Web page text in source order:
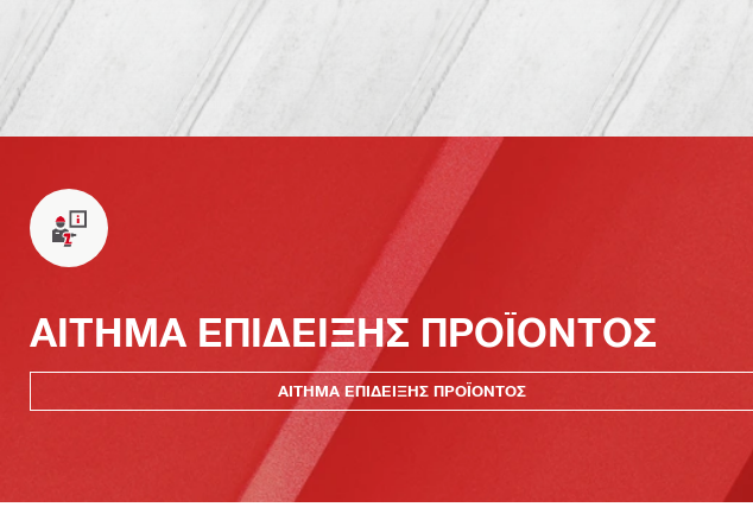
ΑΙΤΗΜΑ ΕΠΙΔΕΙΞΗΣ ΠΡΟΪΟΝΤΟΣ
ΑΙΤΗΜΑ ΕΠΙΔΕΙΞΗΣ ΠΡΟΪΟΝΤΟΣ